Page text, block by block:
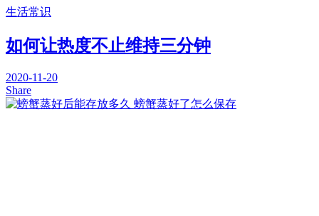
生活常识
如何让热度不止维持三分钟
2020-11-20
Share